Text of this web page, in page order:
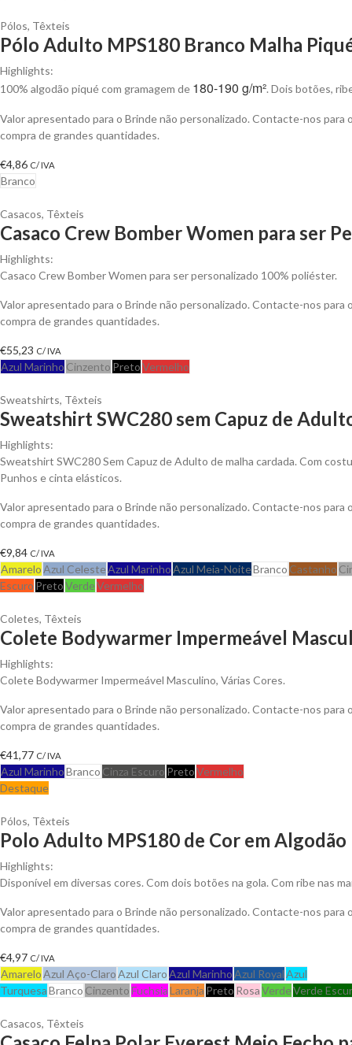
Pólos, Têxteis
Pólo Adulto MPS180 Branco Malha
Highlights:
100% algodão piqué com gramagem de 180-190 g/m². Dois botões,
Valor apresentado para o Brinde não personalizado. Contacte-nos para
compra de grandes quantidades.
€4,86 C/ IVA
Branco
Casacos, Têxteis
Casaco Crew Bomber Women para ser
Highlights:
Casaco Crew Bomber Women para ser personalizado 100% poliéster.
Valor apresentado para o Brinde não personalizado. Contacte-nos para
compra de grandes quantidades.
€55,23 C/ IVA
Azul Marinho Cinzento PretoVermelho
Sweatshirts, Têxteis
Sweatshirt SWC280 sem Capuz de
Highlights:
Sweatshirt SWC280 Sem Capuz de Adulto de malha cardada. Com
Punhos e cinta elásticos.
Valor apresentado para o Brinde não personalizado. Contacte-nos para
compra de grandes quantidades.
€9,84 C/ IVA
AmareloAzul CelesteAzul MarinhoAzul Meia-NoiteBranco Castanho
Escuro PretoVerdeVermelho
Coletes, Têxteis
Colete Bodywarmer Impermeável
Highlights:
Colete Bodywarmer Impermeável Masculino, Várias Cores.
Valor apresentado para o Brinde não personalizado. Contacte-nos para
compra de grandes quantidades.
€41,77 C/ IVA
Azul MarinhoBranco Cinza Escuro PretoVermelho
Destaque
Pólos, Têxteis
Polo Adulto MPS180 de Cor em
Highlights:
Disponível em diversas cores. Com dois botões na gola. Com ribe nas
Valor apresentado para o Brinde não personalizado. Contacte-nos para
compra de grandes quantidades.
€4,97 C/ IVA
AmareloAzul Aço-ClaroAzul ClaroAzul MarinhoAzul RoyalAzul
TurquesaBranco CinzentoFuchsiaLaranja Preto RosaVerdeVerde
Casacos, Têxteis